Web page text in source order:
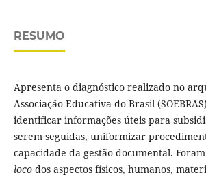
RESUMO
Apresenta o diagnóstico realizado no
Associação Educativa do Brasil
identificar informações úteis para
serem seguidas, uniformizar
capacidade da gestão documental.
locodos aspectos físicos, humanos,